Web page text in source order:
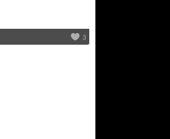
3